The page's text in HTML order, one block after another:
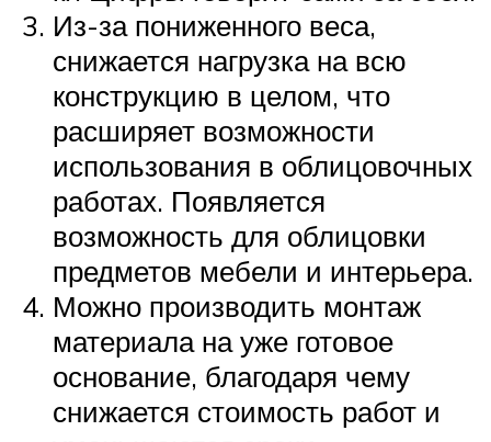
Из-за пониженного веса,
снижается нагрузка на всю
конструкцию в целом, что
расширяет возможности
использования в облицовочных
работах. Появляется
возможность для облицовки
предметов мебели и интерьера.
Можно производить монтаж
материала на уже готовое
основание, благодаря чему
снижается стоимость работ и